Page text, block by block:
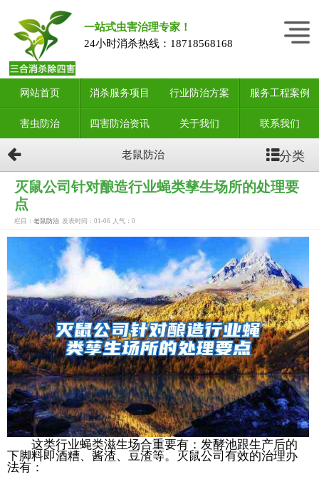
一站式虫害治理专家！
24小时消杀热线： 18718568168
网站首页 消杀服务项目 行业防治方案 服务工程案例
害虫防治 四害防治资讯 关于我们 联系我们
老鼠防治 分类
灭鼠公司针对酿造行业蝇类孳生场所的处理要
点
栏目： 老鼠防治 发表时间：01-06 人气： 0
这类行业蝇类滋生场合重要有：发酵池跟生产后的
下脚料即酒糟、酱渣、豆渣等。灭鼠公司有效的治理办
法有：